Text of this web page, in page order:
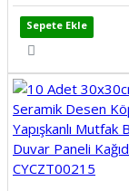
Sepete Ekle